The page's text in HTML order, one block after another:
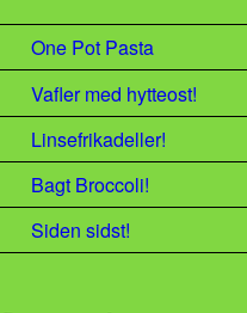
One Pot Pasta
Vafler med hytteost!
Linsefrikadeller!
Bagt Broccoli!
Siden sidst!